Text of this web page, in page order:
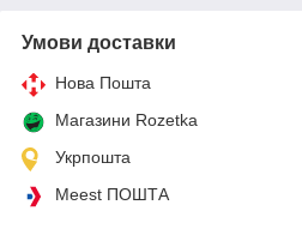
Умови доставки
Нова Пошта
Магазини Rozetka
Укрпошта
Meest ПОШТА